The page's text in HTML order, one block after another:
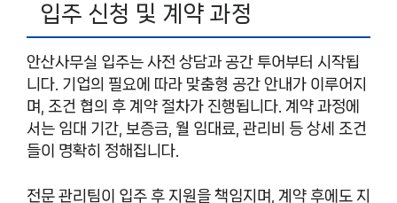
입주 신청 및 계약 과정
안산사무실 입주는 사전 상담과 공간 투어부터 시작됩
니다. 기업의 필요에 따라 맞춤형 공간 안내가 이루어지
며, 조건 협의 후 계약 절차가 진행됩니다. 계약 과정에
서는 임대 기간, 보증금, 월 임대료, 관리비 등 상세 조건
들이 명확히 정해집니다.
전문 관리팀이 입주 후 지원을 책임지며, 계약 후에도 지